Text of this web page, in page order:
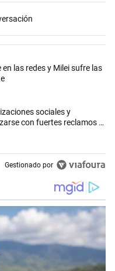
narrativa libertaria cruje en
las redes y Milei sufre las
Cayetano 2026:
sociales y
con fuertes reclamos al
Gestionado por